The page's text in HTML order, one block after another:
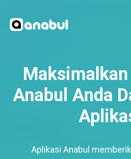
Anabul Anda
Aplikasi Anabul